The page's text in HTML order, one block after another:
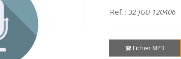
Ref. : 32 JGU 120406
Fichier MP3